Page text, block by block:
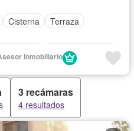
Cisterna
Terraza
Cocina equipada
Aire acondicionado
Electricidad
Agua
por cable
Calefacción
con closet
Inmobiliario
3 recámaras
4 resultados